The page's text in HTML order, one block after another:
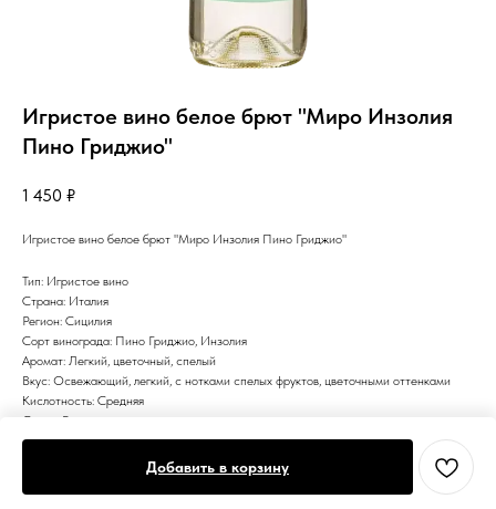
Игристое вино белое брют "Миро Инзолия
Пино Гриджио"
1 450 ₽
Добавить в корзину
Игристое вино белое брют "Миро Инзолия Пино Гриджио"
Тип: Игристое вино
Страна: Италия
Регион: Сицилия
Сорт винограда: Пино Гриджио, Инзолия
Аромат: Легкий, цветочный, спелый
Вкус: Освежающий, легкий, с нотками спелых фруктов, цветочными оттенками
Кислотность: Средняя
Сахар: Брют
Цвет: Белое